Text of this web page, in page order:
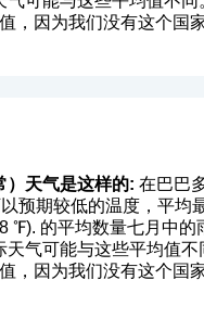
，因为我们没有这个国
）天气是这样的: 在巴巴
预期较低的温度，平
℉). 的平均数量七月中的
气可能与这些平均值
，因为我们没有这个国